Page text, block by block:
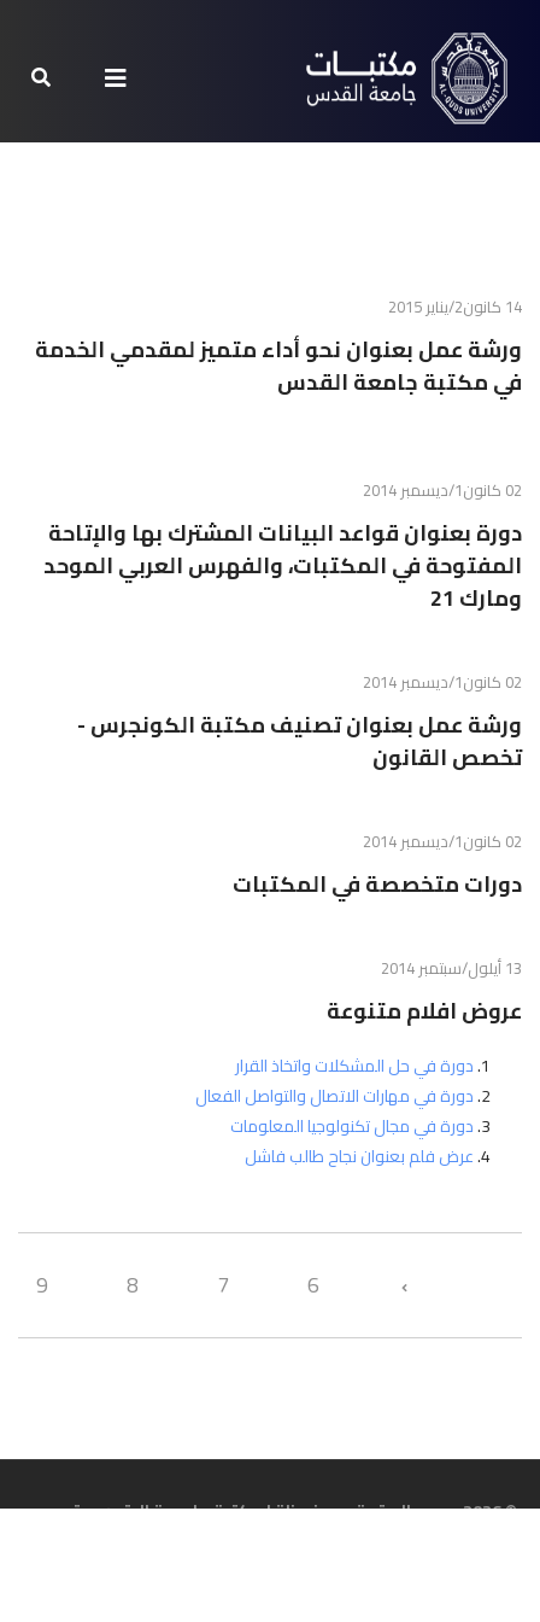
14 كانون2/يناير 2015
ورشة عمل بعنوان نحو أداء متميز لمقدمي الخدمة
في مكتبة جامعة القدس
02 كانون1/ديسمبر 2014
دورة بعنوان قواعد البيانات المشترك بها والإتاحة
المفتوحة في المكتبات، والفهرس العربي الموحد
ومارك 21
02 كانون1/ديسمبر 2014
ورشة عمل بعنوان تصنيف مكتبة الكونجرس -
تخصص القانون
02 كانون1/ديسمبر 2014
دورات متخصصة في المكتبات
13 أيلول/سبتمبر 2014
عروض افلام متنوعة
دورة في حل المشكلات واتخاذ القرار
دورة في مهارات الاتصال والتواصل الفعال
دورة في مجال تكنولوجيا المعلومات
عرض فلم بعنوان نجاح طالب فاشل
6
7
8
9
© 2026 جميع الحقوق محفوظة لمكتبة جامـعة الـقدس. تصميم